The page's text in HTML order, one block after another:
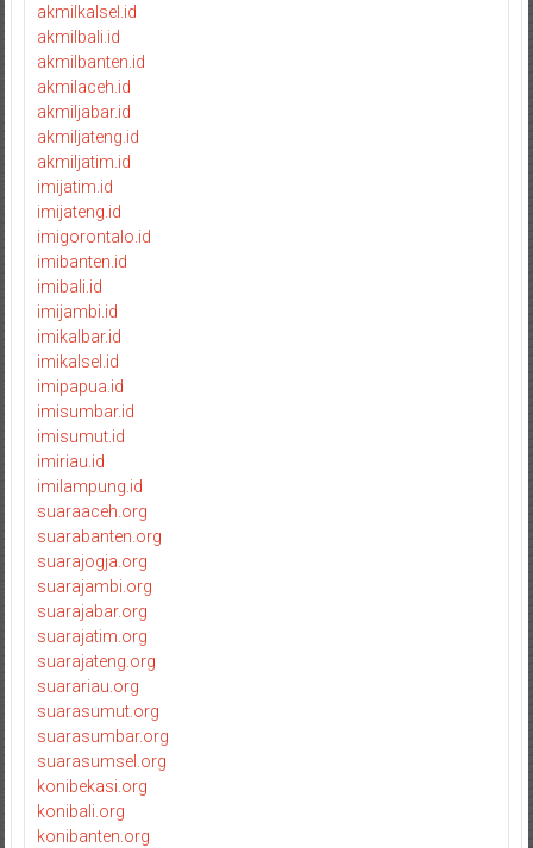
akmilkalsel.id
akmilbali.id
akmilbanten.id
akmilaceh.id
akmiljabar.id
akmiljateng.id
akmiljatim.id
imijatim.id
imijateng.id
imigorontalo.id
imibanten.id
imibali.id
imijambi.id
imikalbar.id
imikalsel.id
imipapua.id
imisumbar.id
imisumut.id
imiriau.id
imilampung.id
suaraaceh.org
suarabanten.org
suarajogja.org
suarajambi.org
suarajabar.org
suarajatim.org
suarajateng.org
suarariau.org
suarasumut.org
suarasumbar.org
suarasumsel.org
konibekasi.org
konibali.org
konibanten.org